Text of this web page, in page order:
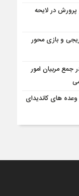
در لایحه
و بازی محور
جمع مربیان امور
های کاندیدای